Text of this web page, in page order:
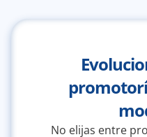
No elijas entre